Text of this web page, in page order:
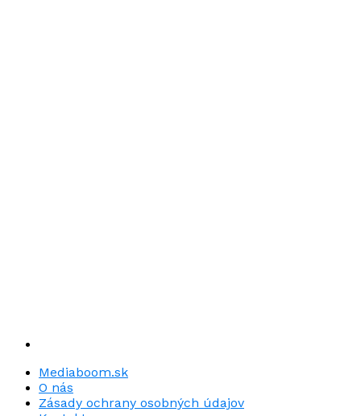
Mediaboom.sk
O nás
Zásady ochrany osobných údajov